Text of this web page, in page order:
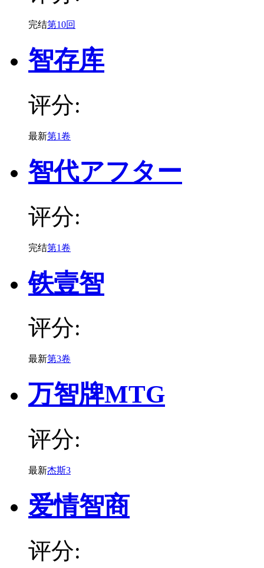
完结第10回
智存库
评分:
最新第1卷
智代アフター
评分:
完结第1卷
铁壹智
评分:
最新第3卷
万智牌MTG
评分:
最新杰斯3
爱情智商
评分: